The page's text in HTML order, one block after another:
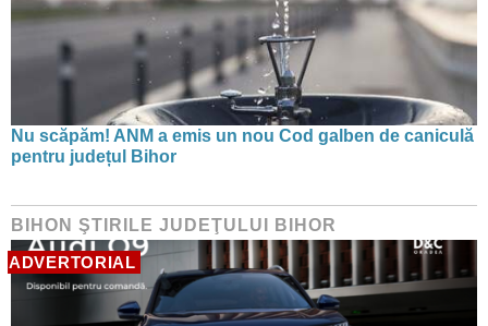
Nu scăpăm! ANM a emis un nou Cod galben de caniculă
pentru județul Bihor
BIHON ŞTIRILE JUDEŢULUI BIHOR
ADVERTORIAL